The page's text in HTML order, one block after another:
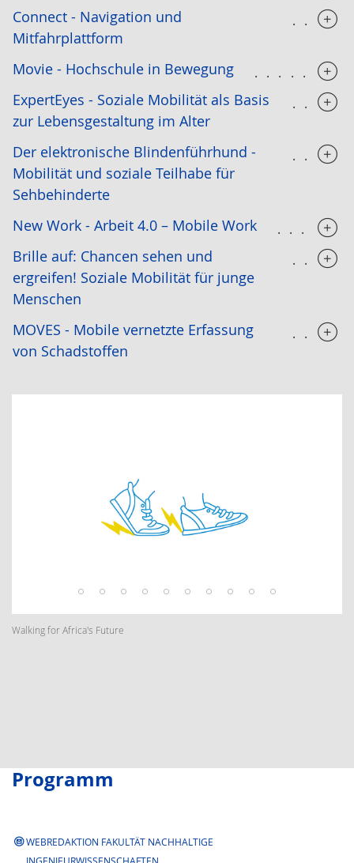
Connect - Navigation und
Mitfahrplattform
Movie - Hochschule in Bewegung
ExpertEyes - Soziale Mobilität als Basis
zur Lebensgestaltung im Alter
Der elektronische Blindenführhund -
Mobilität und soziale Teilhabe für
Sehbehinderte
New Work - Arbeit 4.0 – Mobile Work
Brille auf: Chancen sehen und
ergreifen! Soziale Mobilität für junge
Menschen
MOVES - Mobile vernetzte Erfassung
von Schadstoffen
Walking for Africa's Future
Programm
WEBREDAKTION FAKULTÄT NACHHALTIGE